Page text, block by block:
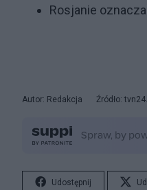
Rosjanie
Autor: Redakcja Źródło:
Udostępnij